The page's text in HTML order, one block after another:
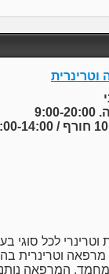
וטרינרית
וטרינרי לכל סוגי
וטרינרית
המרפאה